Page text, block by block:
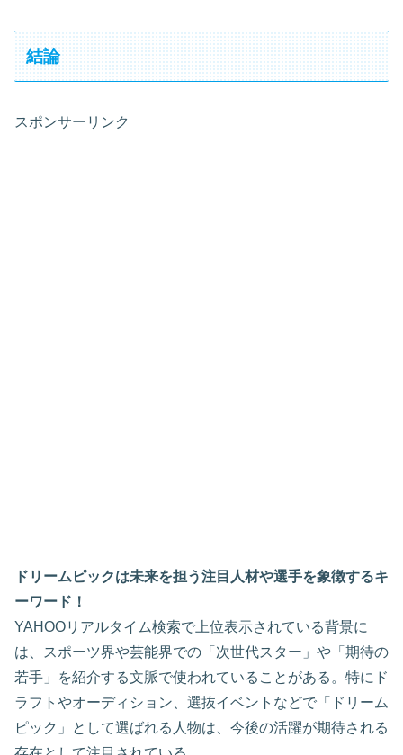
結論
スポンサーリンク
ドリームピックは未来を担う注目人材や選手を象徴するキ
ーワード！
YAHOOリアルタイム検索で上位表示されている背景に
は、スポーツ界や芸能界での「次世代スター」や「期待の
若手」を紹介する文脈で使われていることがある。特にド
ラフトやオーディション、選抜イベントなどで「ドリーム
ピック」として選ばれる人物は、今後の活躍が期待される